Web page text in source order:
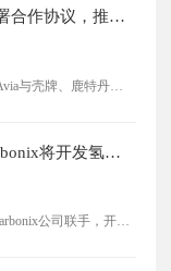
空中。”
在新西兰的商业部
，六个国际合作伙伴
了这项倡议，以实现
下来的六个月里，两
空设计一个氢生态系
合作协议，推进
与壳牌、鹿特丹海
氢能的概念，并在
。根据协议，合作将
个氢能飞行，目的是
ZeroAvia的2-5MW
中，并将把清洁发动
将开发氢动
公司联手，开始